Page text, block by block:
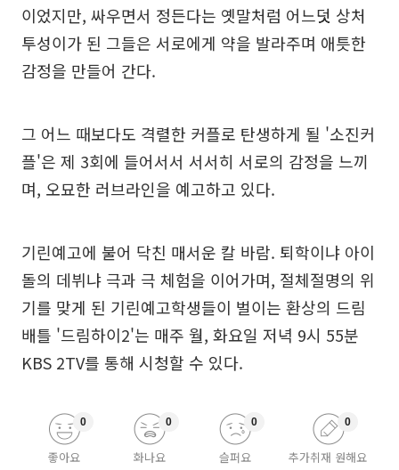
이었지만, 싸우면서 정든다는 옛말처럼 어느덧 상처
투성이가 된 그들은 서로에게 약을 발라주며 애틋한
감정을 만들어 간다.
그 어느 때보다도 격렬한 커플로 탄생하게 될 '소진커
플'은 제 3회에 들어서서 서서히 서로의 감정을 느끼
며, 오묘한 러브라인을 예고하고 있다.
기린예고에 불어 닥친 매서운 칼 바람. 퇴학이냐 아이
돌의 데뷔냐 극과 극 체험을 이어가며, 절체절명의 위
기를 맞게 된 기린예고학생들이 벌이는 환상의 드림
배틀 '드림하이2'는 매주 월, 화요일 저녁 9시 55분
KBS 2TV를 통해 시청할 수 있다.
좋아요
0
화나요
0
슬퍼요
0
추가취재 원해요
0